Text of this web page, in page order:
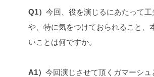
Q1） 今回、役を演じるにあたって工
や、特に気をつけておられること、
いことは何ですか。
A1） 今回演じさせて頂くガマーシュ